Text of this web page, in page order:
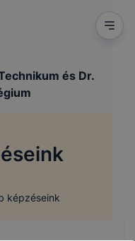
és Dr.
képzéseink